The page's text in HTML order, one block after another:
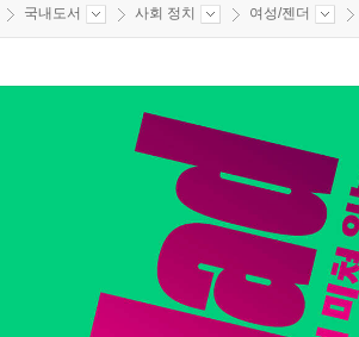
국내도서 사회 정치 여성/젠더